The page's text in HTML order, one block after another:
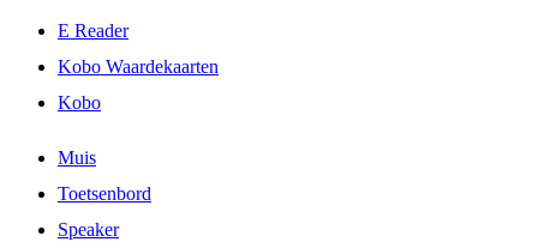
E Reader
Kobo Waardekaarten
Kobo
Muis
Toetsenbord
Speaker